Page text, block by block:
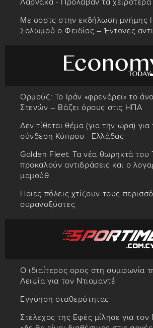
Λάρνακα - Πρόλαβαν τα χειρότερα
Με σορτς στην εκδήλωση μνήμης
Σολωμού ο Φειδίας – Έντονες
Ορμούζ: Το Ιράν «φρενάρει» το
Στενών – Βάζει όρους στις ΗΠΑ
Δεν τίθεται θέμα (για την ώρα)
σύνδεση Κύπρου - Ελλάδας
Golden Fleet: Τα νέα θωρηκτά του
προκαλούν αντιδράσεις και ο
μαμούθ
Ποιες πόλεις χτίζουν τους
ουρανοξύστες
Ο ιδιαίτερος ορος στη συμφωνία
Λειψία για τον Ντιομαντέ
Εγγύηση σταθερότητας
Στέλεχος της Εφές μίλησε για τον